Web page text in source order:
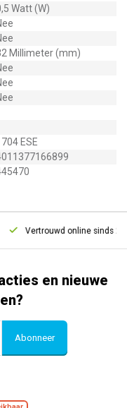
Watt (W)
Millimeter (mm)
ESE
Vertrouwd online sinds
en nieuwe
Abonneer